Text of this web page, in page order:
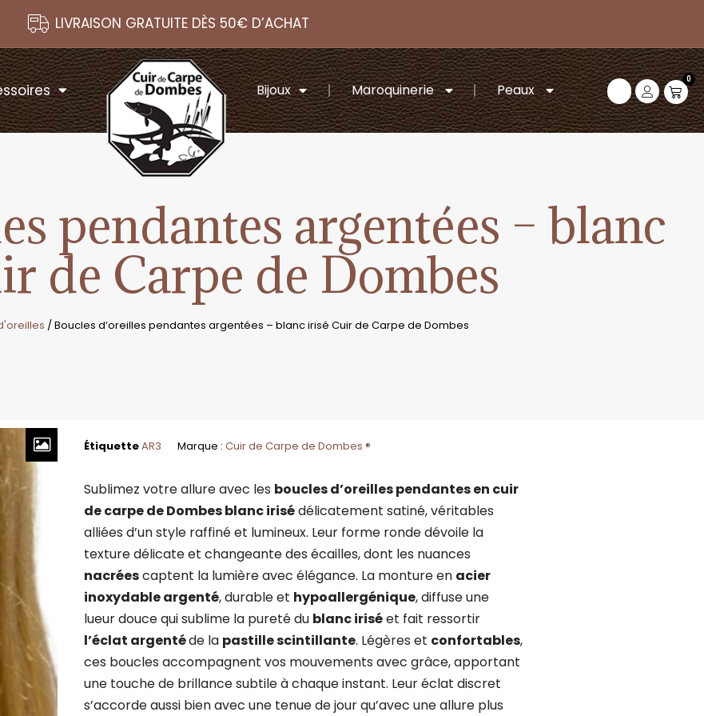
LIVRAISON GRATUITE DÈS 50€ D’ACHAT
Bijoux Maroquinerie Peaux
0
pendantes argentées – blanc
de Carpe de Dombes
/ Boucles d’oreilles pendantes argentées – blanc irisé Cuir de Carpe de Dombes
ÉtiquetteAR3 Marque : Cuir de Carpe de Dombes ®
Sublimez votre allure avec les boucles d’oreilles pendantes en cuir
de carpe de Dombes blanc irisédélicatement satiné, véritables
alliées d’un style raffiné et lumineux. Leur forme ronde dévoile la
texture délicate et changeante des écailles, dont les nuances
nacréescaptent la lumière avec élégance. La monture en acier
inoxydable argenté, durable et hypoallergénique, diffuse une
lueur douce qui sublime la pureté du blanc iriséet fait ressortir
l’éclat argentéde la pastille scintillante. Légères et confortables,
ces boucles accompagnent vos mouvements avec grâce, apportant
une touche de brillance subtile à chaque instant. Leur éclat discret
s’accorde aussi bien avec une tenue de jour qu’avec une allure plus